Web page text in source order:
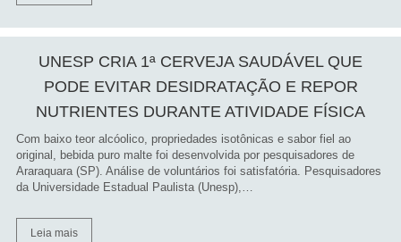
UNESP CRIA 1ª CERVEJA SAUDÁVEL QUE
PODE EVITAR DESIDRATAÇÃO E REPOR
NUTRIENTES DURANTE ATIVIDADE FÍSICA
Com baixo teor alcóolico, propriedades isotônicas e sabor fiel ao
original, bebida puro malte foi desenvolvida por pesquisadores de
Araraquara (SP). Análise de voluntários foi satisfatória. Pesquisadores
da Universidade Estadual Paulista (Unesp),…
Leia mais